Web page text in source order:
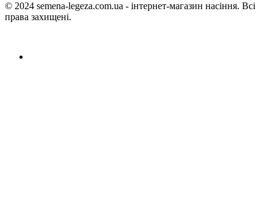
© 2024 semena-legeza.com.ua - інтернет-магазин насіння. Всі
права захищені.